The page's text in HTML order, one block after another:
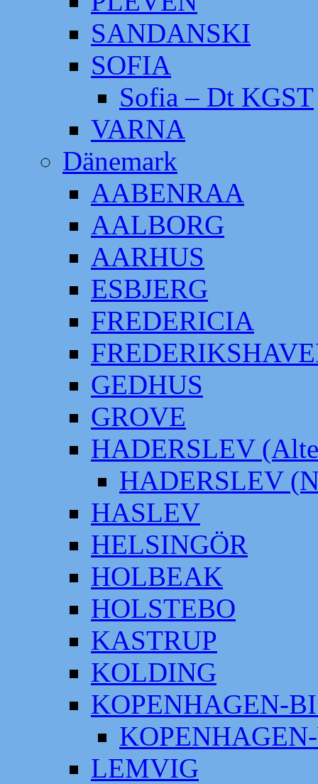
SANDANSKI
SOFIA
Sofia – Dt KGST
VARNA
Dänemark
AABENRAA
AALBORG
AARHUS
ESBJERG
FREDERICIA
GEDHUS
GROVE
HADERSLEV
HADERSLEV
HASLEV
HELSINGÖR
HOLBEAK
HOLSTEBO
KASTRUP
KOLDING
KOPENHAGEN-
LEMVIG